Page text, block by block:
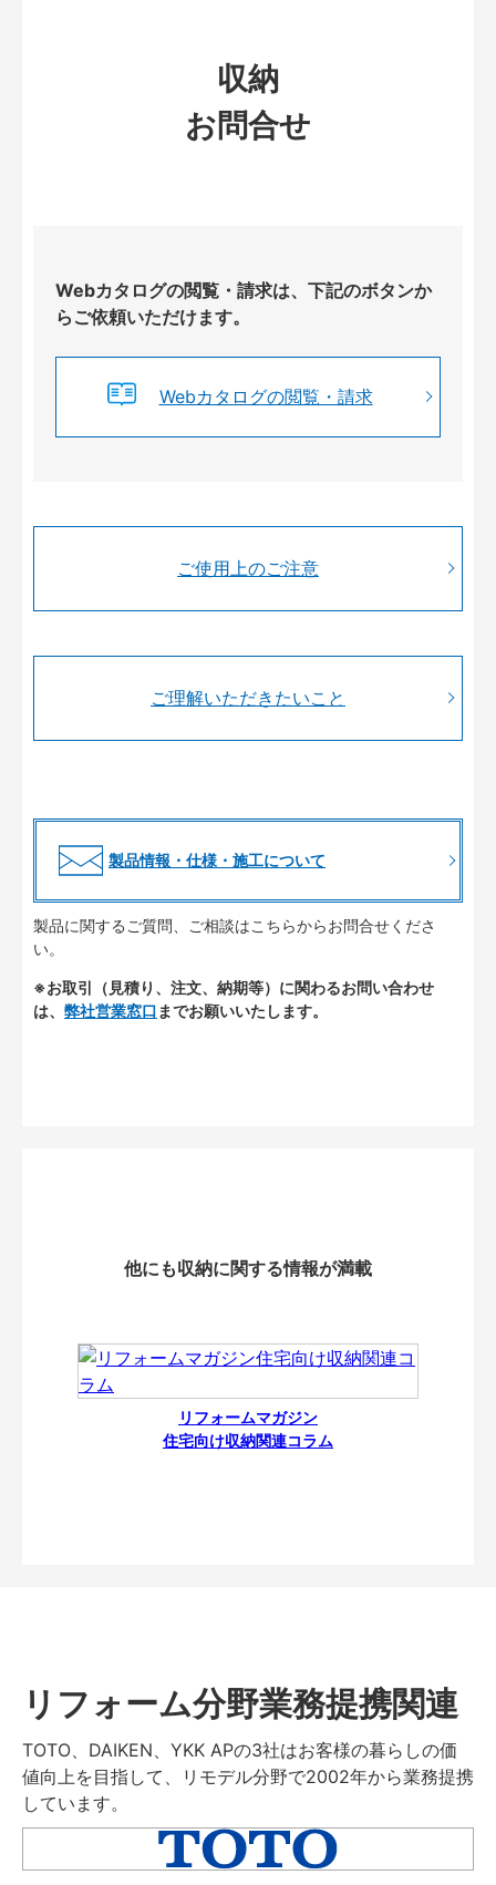
収納
お問合せ
Webカタログの閲覧・請求は、下記のボタンか
らご依頼いただけます。
Webカタログの閲覧・請求
ご使用上のご注意
ご理解いただきたいこと
製品情報・仕様・施工について
製品に関するご質問、ご相談はこちらからお問合せくださ
い。
※お取引（見積り、注文、納期等）に関わるお問い合わせ
は、 弊社営業窓口 までお願いいたします。
他にも収納に関する情報が満載
リフォームマガジン
住宅向け収納関連コラム
リフォーム分野業務提携関連
TOTO、DAIKEN、YKK APの3社はお客様の暮らしの価
値向上を目指して、リモデル分野で2002年から業務提携
しています。